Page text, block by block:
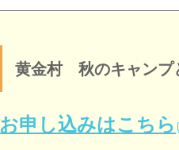
黄金村 秋のキャンプ
お申し込みはこちら